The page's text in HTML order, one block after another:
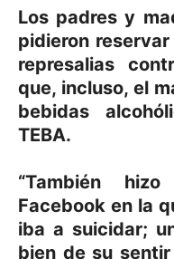
Los padres y
pidieron
represalias
que, incluso, el
bebidas
TEBA.
“También
Facebook en la
iba a suicidar;
bien de su